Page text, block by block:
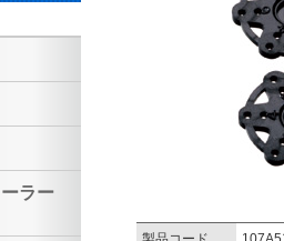
ラー